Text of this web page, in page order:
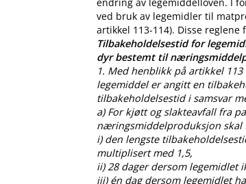
ved bruk av legemidler til
artikkel 113-114). Disse reglene
Tilbakeholdelsestid for
dyr bestemt til
1. Med henblikk på artikkel
legemiddel er angitt en
tilbakeholdelsestid i samsvar
a) For kjøtt og slakteavfall fra
næringsmiddelproduksjon
i) den lengste
multiplisert med 1,5,
ii) 28 dager dersom
iii) én dag dersom legemidlet